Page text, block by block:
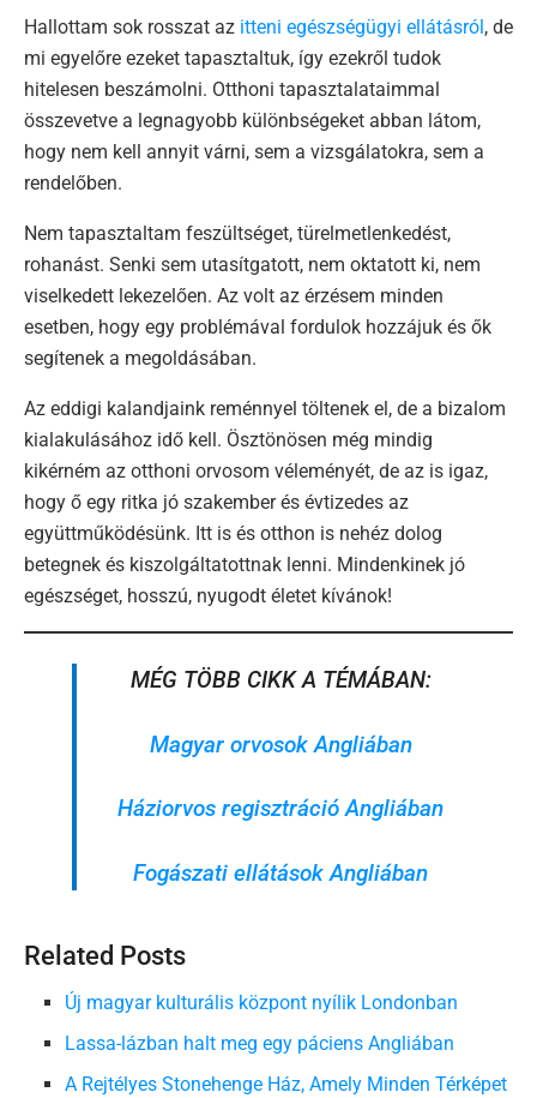
Hallottam sok rosszat az itteni egészségügyi ellátásról, de
mi egyelőre ezeket tapasztaltuk, így ezekről tudok
hitelesen beszámolni. Otthoni tapasztalataimmal
összevetve a legnagyobb különbségeket abban látom,
hogy nem kell annyit várni, sem a vizsgálatokra, sem a
rendelőben.
Nem tapasztaltam feszültséget, türelmetlenkedést,
rohanást. Senki sem utasítgatott, nem oktatott ki, nem
viselkedett lekezelően. Az volt az érzésem minden
esetben, hogy egy problémával fordulok hozzájuk és ők
segítenek a megoldásában.
Az eddigi kalandjaink reménnyel töltenek el, de a bizalom
kialakulásához idő kell. Ösztönösen még mindig
kikérném az otthoni orvosom véleményét, de az is igaz,
hogy ő egy ritka jó szakember és évtizedes az
együttműködésünk. Itt is és otthon is nehéz dolog
betegnek és kiszolgáltatottnak lenni. Mindenkinek jó
egészséget, hosszú, nyugodt életet kívánok!
MÉG TÖBB CIKK A TÉMÁBAN:
Magyar orvosok Angliában
Háziorvos regisztráció Angliában
Fogászati ellátások Angliában
Related Posts
Új magyar kulturális központ nyílik Londonban
Lassa-lázban halt meg egy páciens Angliában
A Rejtélyes Stonehenge Ház, Amely Minden Térképet